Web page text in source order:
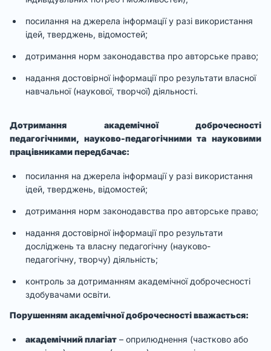
посилання на джерела інформації у разі використання
ідей, тверджень, відомостей;
дотримання норм законодавства про авторське право;
надання достовірної інформації про результати власної
навчальної (наукової, творчої) діяльності.
Дотримання академічної доброчесності
педагогічними, науково-педагогічними та науковими
працівниками передбачає:
посилання на джерела інформації у разі використання
ідей, тверджень, відомостей;
дотримання норм законодавства про авторське право;
надання достовірної інформації про результати
досліджень та власну педагогічну (науково-
педагогічну, творчу) діяльність;
контроль за дотриманням академічної доброчесності
здобувачами освіти.
Порушенням академічної доброчесності вважається:
академічний плагіат – оприлюднення (частково або